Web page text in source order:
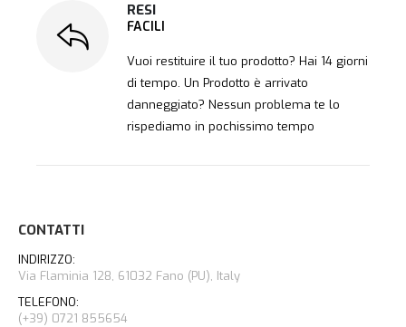
RESI
FACILI
Vuoi restituire il tuo prodotto? Hai 14 giorni
di tempo. Un Prodotto è arrivato
danneggiato? Nessun problema te lo
rispediamo in pochissimo tempo
CONTATTI
INDIRIZZO:
Via Flaminia 128, 61032 Fano (PU), Italy
TELEFONO:
(+39) 0721 855654